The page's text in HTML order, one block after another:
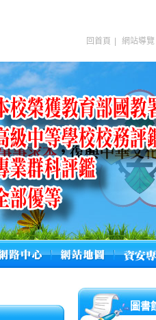
回首頁 網站導覽
圖書